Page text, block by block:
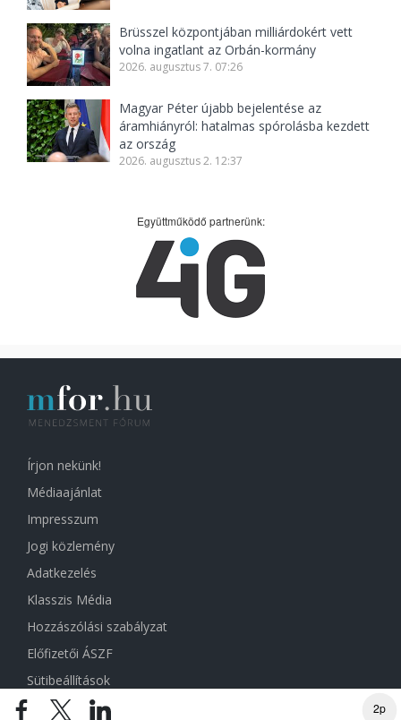
2p
Brüsszel központjában milliárdokért vett
volna ingatlant az Orbán-kormány
2026. augusztus 7. 07:26
Magyar Péter újabb bejelentése az
áramhiányról: hatalmas spórolásba kezdett
az ország
2026. augusztus 2. 12:37
Együttműködő partnerünk:
Írjon nekünk!
Médiaajánlat
Impresszum
Jogi közlemény
Adatkezelés
Klasszis Média
Hozzászólási szabályzat
Előfizetői ÁSZF
Sütibeállítások